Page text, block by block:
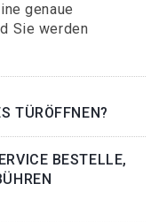
genaue
Sie werden
TÜRÖFFNEN?
BESTELLE,